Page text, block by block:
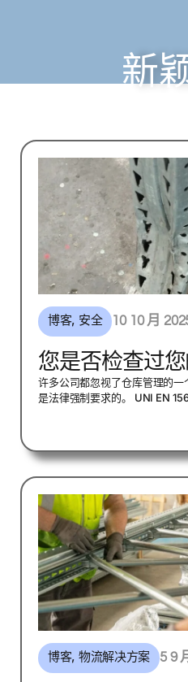
效、安全和高效的
符合法规要求，将专业
灵活性相结合。.
新
博客, 安全 10 10 月
您是否检查过您
许多公司都忽视了仓库管理的
是法律强制要求的。 UNI EN
博客, 物流解决方案 5 9